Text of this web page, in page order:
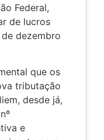
Federal,
de lucros
dezembro
que os
tributação
desde já,
e